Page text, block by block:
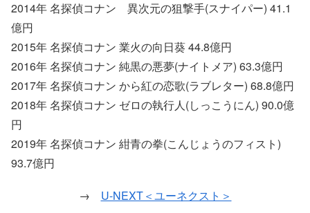
2014年 名探偵コナン 異次元の狙撃手(スナイパー) 41.1
億円
2015年 名探偵コナン 業火の向日葵 44.8億円
2016年 名探偵コナン 純黒の悪夢(ナイトメア) 63.3億円
2017年 名探偵コナン から紅の恋歌(ラブレター) 68.8億円
2018年 名探偵コナン ゼロの執行人(しっこうにん) 90.0億
円
2019年 名探偵コナン 紺青の拳(こんじょうのフィスト)
93.7億円
→ U-NEXT＜ユーネクスト＞